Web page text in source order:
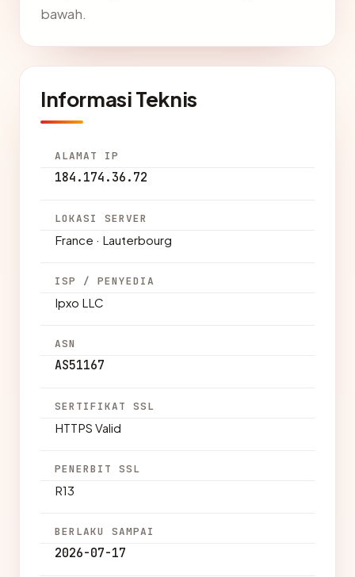
bawah.
Informasi Teknis
ALAMAT IP
184.174.36.72
LOKASI SERVER
France · Lauterbourg
ISP / PENYEDIA
Ipxo LLC
ASN
AS51167
SERTIFIKAT SSL
HTTPS Valid
PENERBIT SSL
R13
BERLAKU SAMPAI
2026-07-17